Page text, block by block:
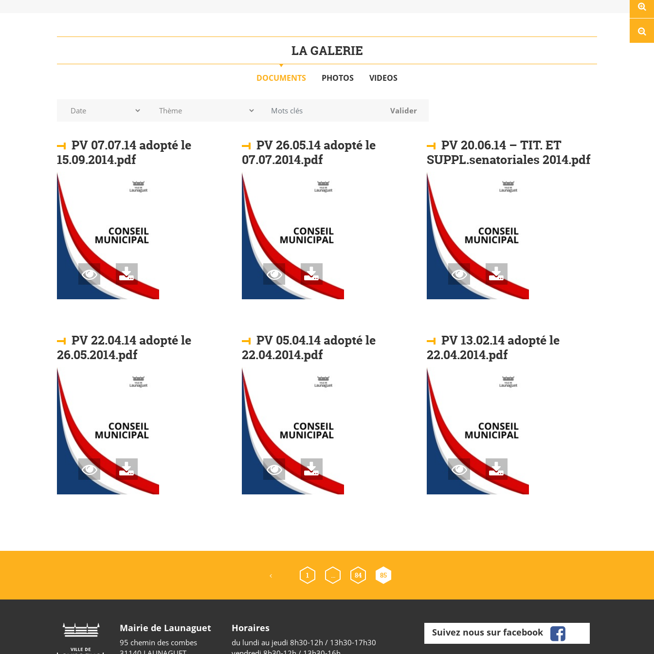
LA GALERIE
DOCUMENTS PHOTOS VIDEOS
Thème Mots clés Valider
PV 07.07.14 adopté le
15.09.2014.pdf
PV 26.05.14 adopté le
07.07.2014.pdf
PV 20.06.14 – TIT. ET
SUPPL.senatoriales 2014.pdf
PV 22.04.14 adopté le
26.05.2014.pdf
PV 05.04.14 adopté le
22.04.2014.pdf
PV 13.02.14 adopté le
22.04.2014.pdf
Navigation
des
Page précédente
1 … 84 85
Mairie de Launaguet
95 chemin des combes
Horaires
du lundi au jeudi 8h30-12h / 13h30-17h30
Suivez nous sur facebook